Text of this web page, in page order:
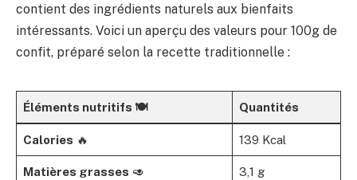
contient des ingrédients naturels aux bienfaits
intéressants. Voici un aperçu des valeurs pour 100g de
confit, préparé selon la recette traditionnelle :
Éléments nutritifs 🍽️ Quantités
Calories 🔥 139 Kcal
Matières grasses 🥑 3,1 g